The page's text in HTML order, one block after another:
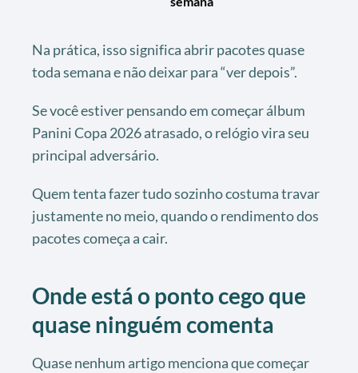
Na prática, isso significa abrir pacotes quase
toda semana e não deixar para “ver depois”.
Se você estiver pensando em começar álbum
Panini Copa 2026 atrasado, o relógio vira seu
principal adversário.
Quem tenta fazer tudo sozinho costuma travar
justamente no meio, quando o rendimento dos
pacotes começa a cair.
Onde está o ponto cego que
quase ninguém comenta
Quase nenhum artigo menciona que começar